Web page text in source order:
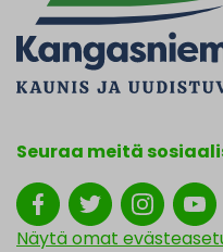
Seuraa meitä
Näytä omat